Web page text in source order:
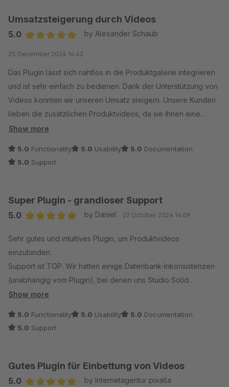
Umsatzsteigerung durch Videos
5.0
by Alexander Schaub
25 December 2024 16:42
Das Plugin lässt sich nahtlos in die Produktgalerie integrieren
und ist sehr einfach zu bedienen. Dank der Unterstützung von
Videos konnten wir unseren Umsatz steigern. Unsere Kunden
lieben die zusätzlichen Produktvideos, da sie ihnen eine
bessere Kaufentscheidung ermöglichen. Eine klare
Show more
5.0 Functionality 5.0 Usability 5.0 Documentation
5.0 Support
Super Plugin - grandioser Support
5.0
by Daniel 22 October 2024 14:09
Sehr gutes und intuitives Plugin, um Produktvideos
einzubinden.
Support ist TOP. Wir hatten einige Datenbank-Inkonsistenzen
(unabhängig vom Plugin), bei denen uns Studio Solid
mehrfach unterstützt hat und bei der Behebung des Problems
Show more
5.0 Functionality 5.0 Usability 5.0 Documentation
5.0 Support
Gutes Plugin für Einbettung von Videos
5.0
by Internetagentur pixalla